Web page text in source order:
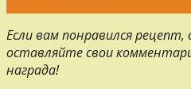
Если вам понравился
оставляйте свои
награда!